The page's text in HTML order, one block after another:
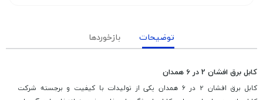
توضیحات بازخوردها
کابل برق افشان 2 در 6 همدان
کابل برق افشان 2 در 6 همدان یکی از تولیدات با کیفیت و برجسته شرکت